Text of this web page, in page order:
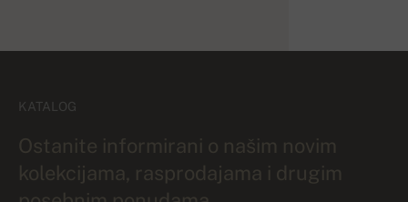
KATALOG
Ostanite informirani o našim novim
kolekcijama, rasprodajama i drugim